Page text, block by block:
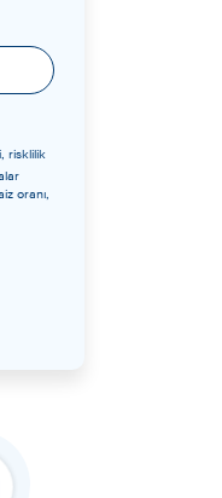
risklilik
oranı,